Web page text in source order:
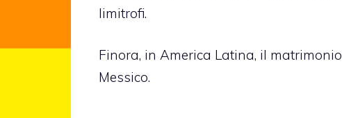
limitrofi.
Finora, in America Latina, il
Messico.